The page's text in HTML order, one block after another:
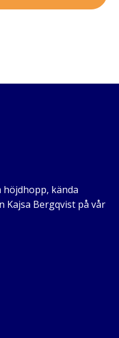
höjdhopp, kända
Kajsa Bergqvist på vår